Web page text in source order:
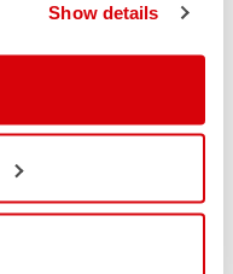
Show details